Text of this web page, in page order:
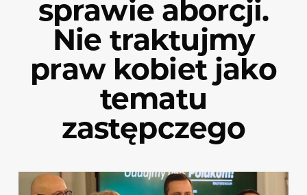
sprawie aborcji.
Nie traktujmy
praw kobiet jako
tematu
zastępczego